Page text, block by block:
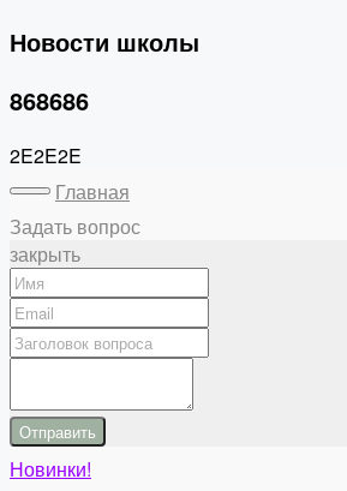
Новости школы
868686
2E2E2E
Главная
Задать вопрос
закрыть
Отправить
Новинки!